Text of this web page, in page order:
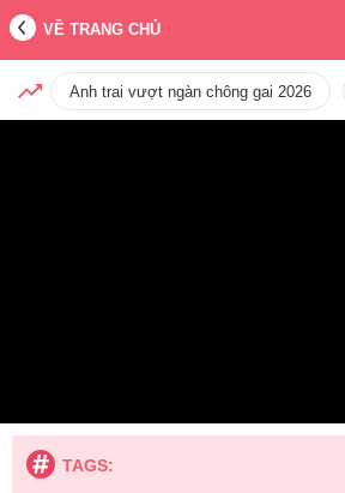
VỀ TRANG CHỦ
Anh trai vượt ngàn chông gai 2026
TAGS: